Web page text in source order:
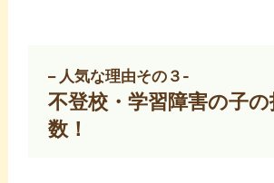
– 人気な理由その３-
不登校・学習障害の子
数！